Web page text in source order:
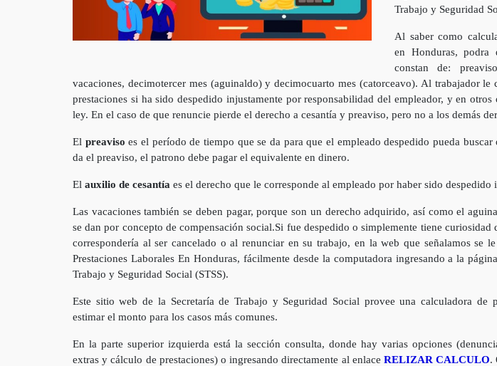
Trabajo y Seguridad
Al saber como
en Honduras, podra
constan de:
vacaciones, decimotercer mes (aguinaldo) y decimocuarto mes (catorceavo). Al trabajador le
prestaciones si ha sido despedido injustamente por responsabilidad del empleador, y en otros
ley. En el caso de que renuncie pierde el derecho a cesantía y preaviso, pero no a los demás
El preaviso es el período de tiempo que se da para que el empleado despedido pueda
da el preaviso, el patrono debe pagar el equivalente en dinero.
El auxilio de cesantía es el derecho que le corresponde al empleado por haber sido despedido
Las vacaciones también se deben pagar, porque son un derecho adquirido, así como el
se dan por concepto de compensación social.Si fue despedido o simplemente tiene curiosidad
correspondería al ser cancelado o al renunciar en su trabajo, en la web que señalamos se
Prestaciones Laborales En Honduras, fácilmente desde la computadora ingresando a la
Trabajo y Seguridad Social (STSS).
Este sitio web de la Secretaría de Trabajo y Seguridad Social provee una calculadora de
estimar el monto para los casos más comunes.
En la parte superior izquierda está la sección consulta, donde hay varias opciones
extras y cálculo de prestaciones) o ingresando directamente al enlace RELIZAR CALCULO.